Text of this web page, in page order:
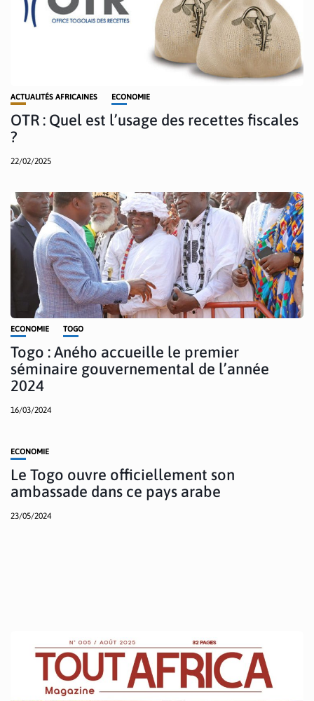
ACTUALITÉS AFRICAINES ECONOMIE
OTR : Quel est l’usage des recettes fiscales
?
22/02/2025
ECONOMIE TOGO
Togo : Aného accueille le premier
séminaire gouvernemental de l’année
2024
16/03/2024
ECONOMIE
Le Togo ouvre officiellement son
ambassade dans ce pays arabe
23/05/2024